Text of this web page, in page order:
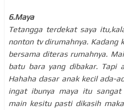
6.Maya
Tetangga terdekat saya
nonton tv dirumahnya. Kadang
bersama diteras rumahnya.
batu bara yang dibakar. Tapi
Hahaha dasar anak kecil ada-
ingat ibunya maya itu sangat
main kesitu pasti dikasih